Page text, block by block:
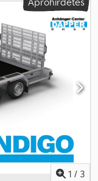
HAPERT
vázba integrált
(kg)
és szállítási
árban - tartalmazza
Dsasrf - tartalmazza
-
csökkentés
ajánlatokat és
linkelhetem, kérjük,
opcionális
és
1 / 3